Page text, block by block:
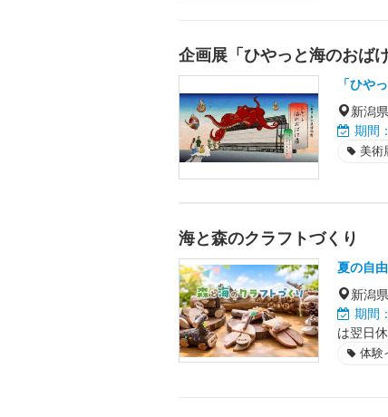
企画展「ひやっと海のおばけ
「ひや
新潟
期間：
美術
海と森のクラフトづくり
夏の自
新潟
期間：
は翌日
体験